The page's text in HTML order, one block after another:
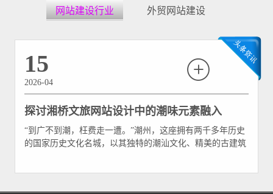
网站建设行业 外贸网站建设
15
2026-04
探讨湘桥文旅网站设计中的潮味元素融入
“到广不到潮，枉费走一遭。”潮州，这座拥有两千多年历史
的国家历史文化名城，以其独特的潮汕文化、精美的古建筑